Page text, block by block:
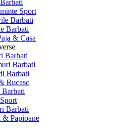
Sport
Barbati
Barbati
& Casa
Barbati
Barbati
Barbati
Rucasc
Barbati
Barbati
Papioane